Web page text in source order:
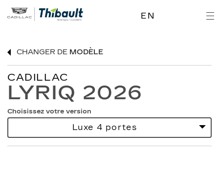
EN
CHANGER DE MODÈLE
CADILLAC
LYRIQ 2026
Choisissez votre version
Luxe 4 portes